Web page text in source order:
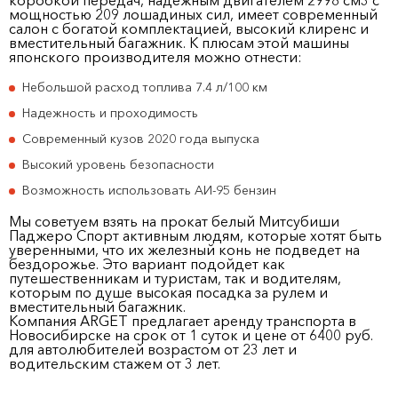
мощностью 209 лошадиных сил, имеет современный
салон с богатой комплектацией, высокий клиренс и
вместительный багажник. К плюсам этой машины
японского производителя можно отнести:
Небольшой расход топлива 7.4 л/100 км
Надежность и проходимость
Современный кузов 2020 года выпуска
Высокий уровень безопасности
Возможность использовать АИ-95 бензин
Мы советуем взять на прокат белый Митсубиши
Паджеро Спорт активным людям, которые хотят быть
уверенными, что их железный конь не подведет на
бездорожье. Это вариант подойдет как
путешественникам и туристам, так и водителям,
которым по душе высокая посадка за рулем и
вместительный багажник.
Компания ARGET предлагает аренду транспорта в
Новосибирске на срок от 1 суток и цене от 6400 руб.
для автолюбителей возрастом от 23 лет и
водительским стажем от 3 лет.